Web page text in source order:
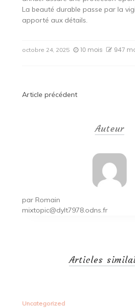
La beauté durable passe par la
apporté aux détails.
octobre 24, 2025 10 mois 947
Navigation
Article précédent
Auteur
par Romain
mixtopic@dylt7978.odns.fr
Articles
Uncategorized